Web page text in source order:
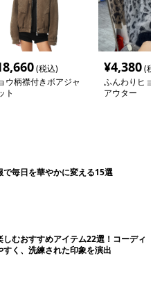
(税込)
ウ柄襟付きボアジャ
ト
¥4,380(税
ふんわりヒョ
アウター
で毎日を華やかに変える15選
むおすすめアイテム22選！コーディ
く、洗練された印象を演出